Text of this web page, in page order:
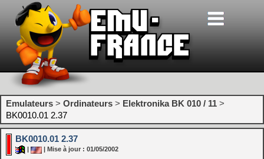
Emulateurs > Ordinateurs > Elektronika BK 010 / 11 >
BK0010.01 2.37
BK0010.01 2.37
| Mise à jour : 01/05/2002